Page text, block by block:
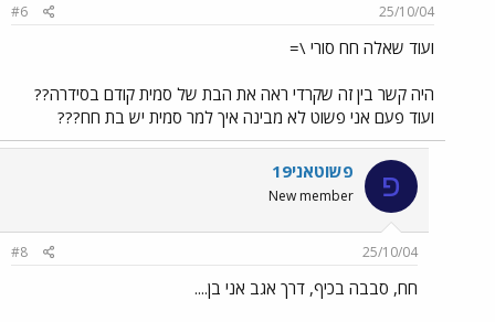
25/10/04
#6
ועוד שאלה חח סורי \=
היה קשר בין זה שקרדי ראה את הבת של סמית קודם בסידרה??
ועוד פעם אני פשוט לא מבינה איך למר סמית יש בת חח???
פ פשוטאני19
New member
25/10/04
#8
חח, סבבה בכיף, דרך אגב אני בן....